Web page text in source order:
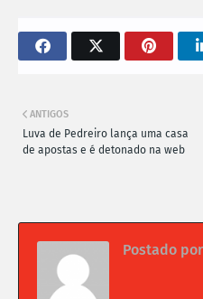
ANTIGOS
Luva de Pedreiro lança uma casa
de apostas e é detonado na web
Postado por